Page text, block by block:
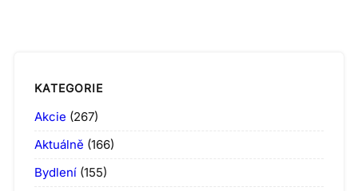
KATEGORIE
Akcie (267)
Aktuálně (166)
Bydlení (155)